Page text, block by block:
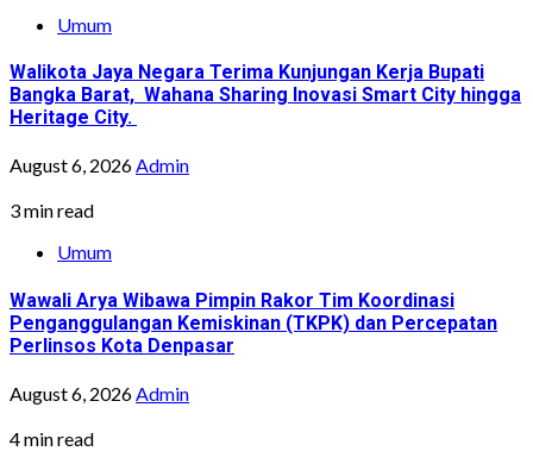
Umum
Walikota Jaya Negara Terima Kunjungan Kerja Bupati
Bangka Barat, Wahana Sharing Inovasi Smart City hingga
Heritage City.
August 6, 2026Admin
3 min read
Umum
Wawali Arya Wibawa Pimpin Rakor Tim Koordinasi
Penganggulangan Kemiskinan (TKPK) dan Percepatan
Perlinsos Kota Denpasar
August 6, 2026Admin
4 min read